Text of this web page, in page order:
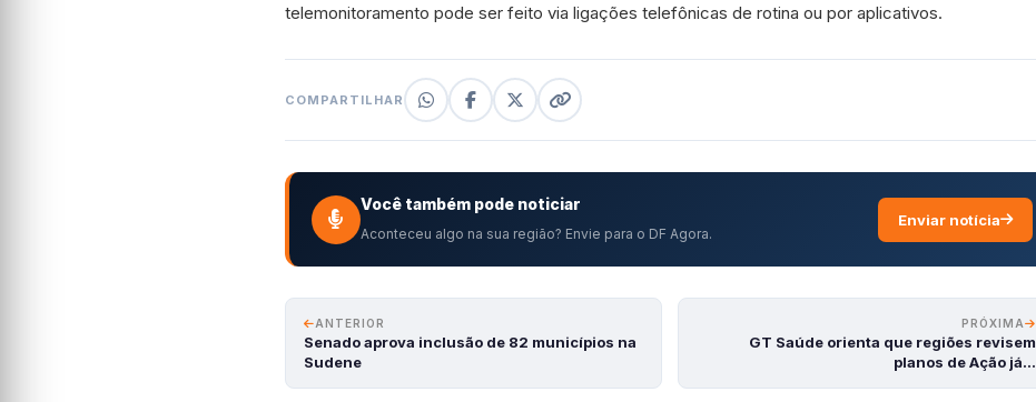
telemonitoramento pode ser feito via ligações telefônicas de rotina ou por aplicativos.
COMPARTILHAR
Você também pode noticiar
Aconteceu algo na sua região? Envie para o DF Agora.
Enviar notícia
ANTERIOR
Senado aprova inclusão de 82 municípios na
Sudene
PRÓXIMA
GT Saúde orienta que regiões revisem
planos de Ação já…